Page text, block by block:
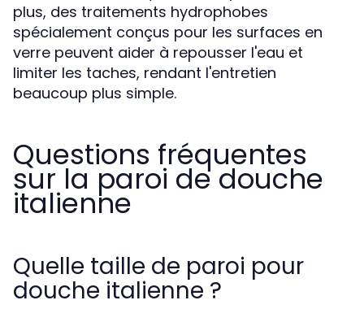
plus, des traitements hydrophobes
spécialement conçus pour les surfaces en
verre peuvent aider à repousser l'eau et
limiter les taches, rendant l'entretien
beaucoup plus simple.
Questions fréquentes
sur la paroi de douche
italienne
Quelle taille de paroi pour
douche italienne ?